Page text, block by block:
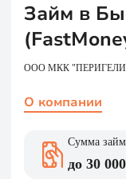
Займ в
ООО МКК
О компании
Сумма
до 30